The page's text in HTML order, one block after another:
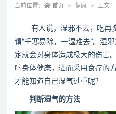
当前位置： 首页 健康 正文
有人说，湿邪不去，吃再多
谓“千寒易除，一湿难去”。湿
定就会对身体造成极大的伤害
响身体健康，进而采用食疗的
才能知道自己湿气过重呢？
判断湿气的方法